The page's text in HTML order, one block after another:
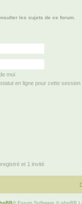
les sujets de ce forum.
moi
en ligne pour cette session
et 1 invité
® Forum Software © phpBB